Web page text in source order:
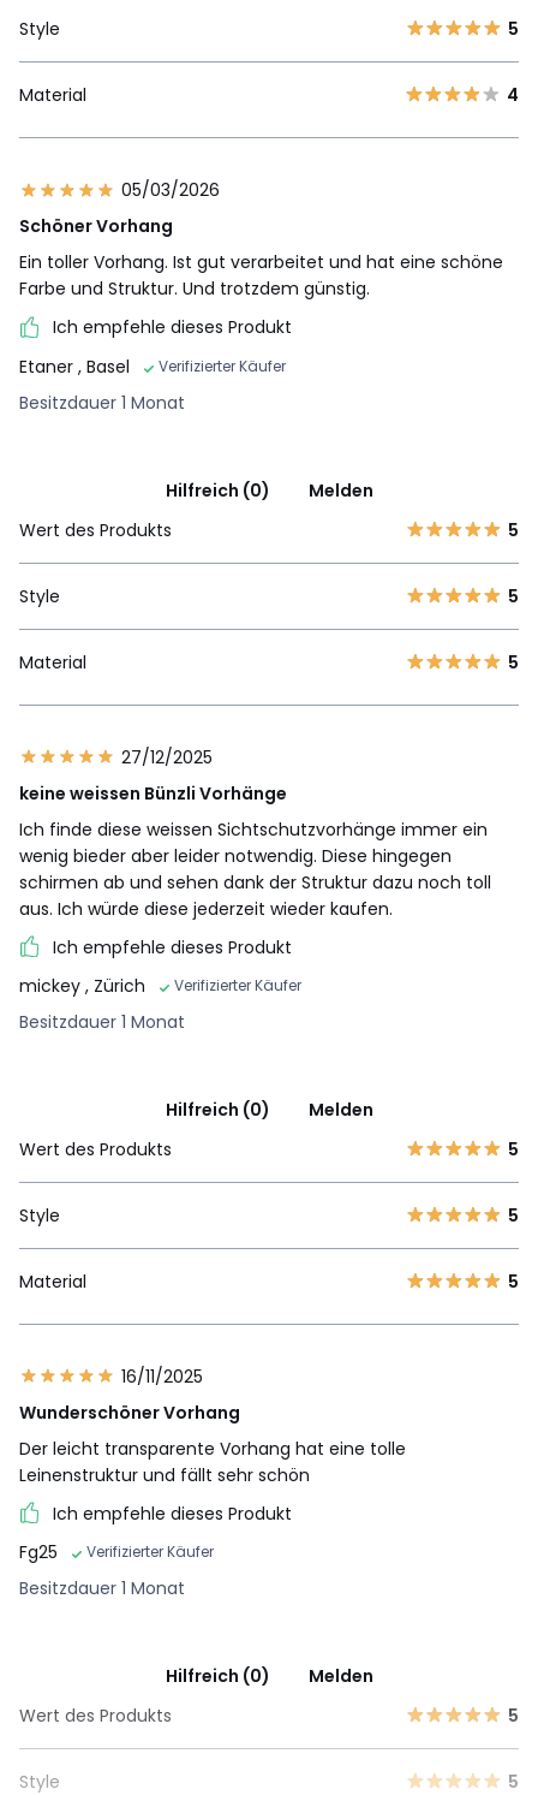
Style 5
Material 4
05/03/2026
Schöner Vorhang
Ein toller Vorhang. Ist gut verarbeitet und hat eine schöne
Farbe und Struktur. Und trotzdem günstig.
Ich empfehle dieses Produkt
Etaner , Basel Verifizierter Käufer
Besitzdauer 1 Monat
Hilfreich (0)
Melden
Wert des Produkts
5
Style 5
Material 5
27/12/2025
keine weissen Bünzli Vorhänge
Ich finde diese weissen Sichtschutzvorhänge immer ein
wenig bieder aber leider notwendig. Diese hingegen
schirmen ab und sehen dank der Struktur dazu noch toll
aus. Ich würde diese jederzeit wieder kaufen.
Ich empfehle dieses Produkt
mickey , Zürich Verifizierter Käufer
Besitzdauer 1 Monat
Hilfreich (0)
Melden
Wert des Produkts
5
Style 5
Material 5
16/11/2025
Wunderschöner Vorhang
Der leicht transparente Vorhang hat eine tolle
Leinenstruktur und fällt sehr schön
Ich empfehle dieses Produkt
Fg25
Verifizierter Käufer
Besitzdauer 1 Monat
Hilfreich (0)
Melden
Wert des Produkts
5
Style 5